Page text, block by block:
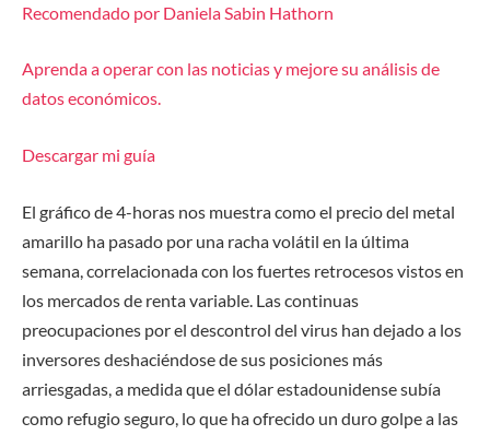
Recomendado por Daniela Sabin Hathorn
Aprenda a operar con las noticias y mejore su análisis de
datos económicos.
Descargar mi guía
El gráfico de 4-horas nos muestra como el precio del metal
amarillo ha pasado por una racha volátil en la última
semana, correlacionada con los fuertes retrocesos vistos en
los mercados de renta variable. Las continuas
preocupaciones por el descontrol del virus han dejado a los
inversores deshaciéndose de sus posiciones más
arriesgadas, a medida que el dólar estadounidense subía
como refugio seguro, lo que ha ofrecido un duro golpe a las